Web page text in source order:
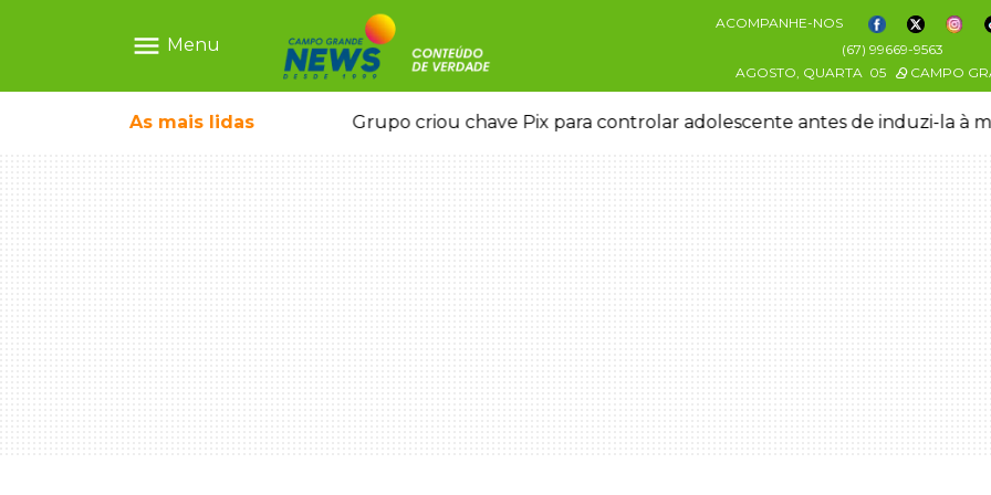
menu Menu
ACOMPANHE-NOS
(67) 99669-9563
AGOSTO, QUARTA 05 CAMPO
As mais lidas
deixou 4 mortos e 8 feridos Grupo criou chave Pix para controlar adolescente antes de induzi-la à